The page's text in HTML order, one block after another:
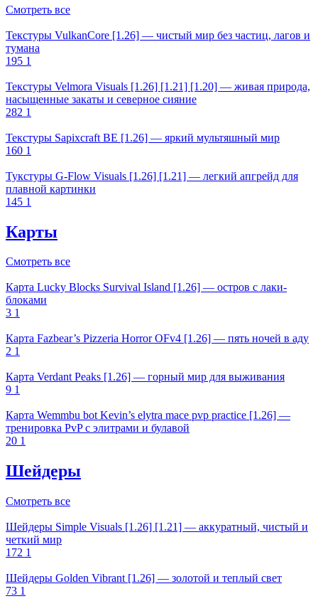
Смотреть все
Текстуры VulkanCore [1.26] — чистый мир без частиц, лагов и
тумана
195 1
Текстуры Velmora Visuals [1.26] [1.21] [1.20] — живая природа,
насыщенные закаты и северное сияние
282 1
Текстуры Sapixcraft BE [1.26] — яркий мультяшный мир
160 1
Тукстуры G-Flow Visuals [1.26] [1.21] — легкий апгрейд для
плавной картинки
145 1
Карты
Смотреть все
Карта Lucky Blocks Survival Island [1.26] — остров с лаки-
блоками
3 1
Карта Fazbear’s Pizzeria Horror OFv4 [1.26] — пять ночей в аду
2 1
Карта Verdant Peaks [1.26] — горный мир для выживания
9 1
Карта Wemmbu bot Kevin’s elytra mace pvp practice [1.26] —
тренировка PvP с элитрами и булавой
20 1
Шейдеры
Смотреть все
Шейдеры Simple Visuals [1.26] [1.21] — аккуратный, чистый и
четкий мир
172 1
Шейдеры Golden Vibrant [1.26] — золотой и теплый свет
73 1